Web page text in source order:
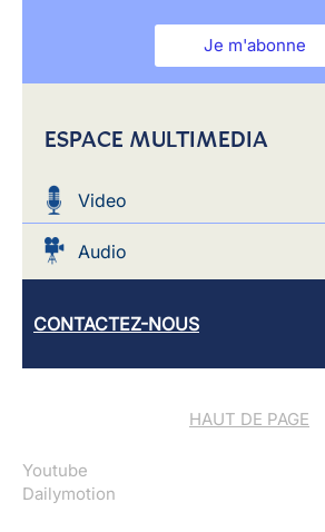
Je m'abonne
ESPACE MULTIMEDIA
Video
Audio
CONTACTEZ-NOUS
HAUT DE PAGE
Youtube
Dailymotion